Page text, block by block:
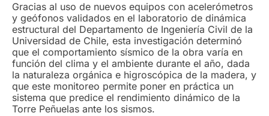
Gracias al uso de nuevos equipos con acelerómetros
y geófonos validados en el laboratorio de dinámica
estructural del Departamento de Ingeniería Civil de la
Universidad de Chile, esta investigación determinó
que el comportamiento sísmico de la obra varía en
función del clima y el ambiente durante el año, dada
la naturaleza orgánica e higroscópica de la madera, y
que este monitoreo permite poner en práctica un
sistema que predice el rendimiento dinámico de la
Torre Peñuelas ante los sismos.